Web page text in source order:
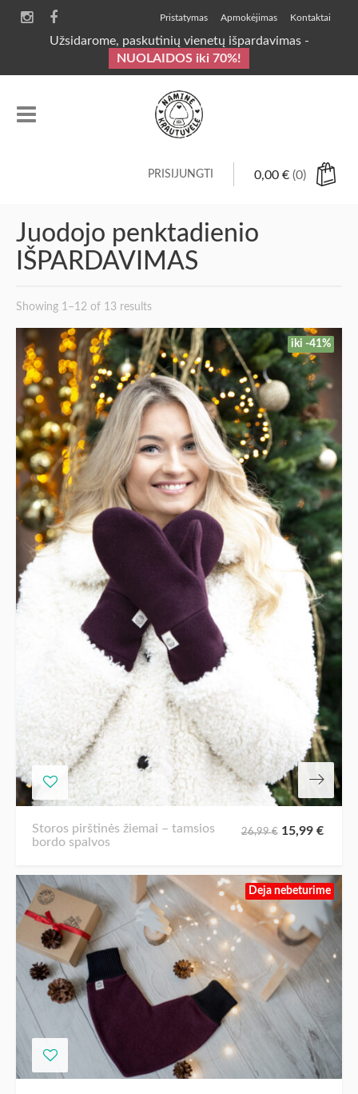
Pristatymas Apmokėjimas Kontaktai
Užsidarome, paskutinių vienetų išpardavimas -
NUOLAIDOS iki 70%!
0,00 € (0)
PRISIJUNGTI
Juodojo penktadienio
IŠPARDAVIMAS
Showing 1–12 of 13 results
iki -41%
Storos pirštinės žiemai – tamsios
bordo spalvos
26,99€ 15,99 €
Deja nebeturime